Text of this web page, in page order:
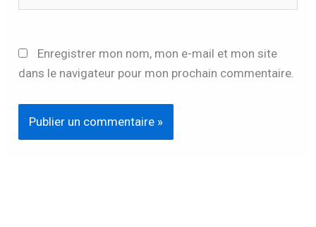
Enregistrer mon nom, mon e-mail et mon site
dans le navigateur pour mon prochain commentaire.